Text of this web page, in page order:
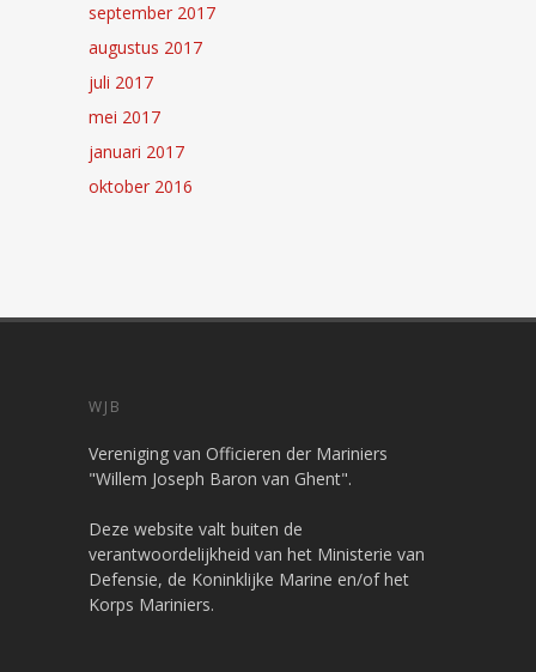
september 2017
augustus 2017
juli 2017
mei 2017
januari 2017
oktober 2016
WJB
Vereniging van Officieren der Mariniers
"Willem Joseph Baron van Ghent".
Deze website valt buiten de
verantwoordelijkheid van het Ministerie van
Defensie, de Koninklijke Marine en/of het
Korps Mariniers.